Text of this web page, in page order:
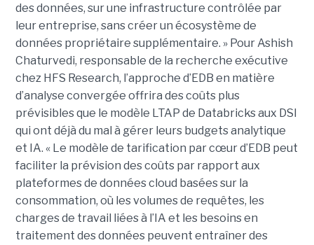
des données, sur une infrastructure contrôlée par
leur entreprise, sans créer un écosystème de
données propriétaire supplémentaire. » Pour Ashish
Chaturvedi, responsable de la recherche exécutive
chez HFS Research, l’approche d’EDB en matière
d’analyse convergée offrira des coûts plus
prévisibles que le modèle LTAP de Databricks aux DSI
qui ont déjà du mal à gérer leurs budgets analytique
et IA. « Le modèle de tarification par cœur d’EDB peut
faciliter la prévision des coûts par rapport aux
plateformes de données cloud basées sur la
consommation, où les volumes de requêtes, les
charges de travail liées à l’IA et les besoins en
traitement des données peuvent entraîner des